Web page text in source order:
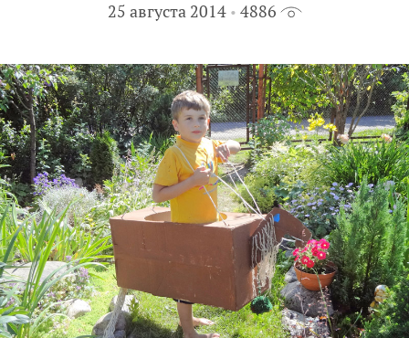
25 августа 2014 4886